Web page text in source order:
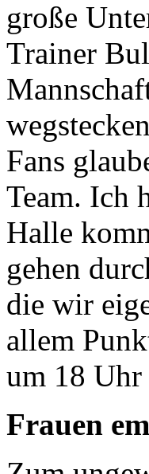
große
Trainer
Fans
Team. Ich
Halle
gehen
die wir
allem
um 18
Frauen